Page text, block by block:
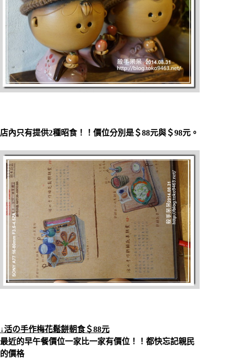
店內只有提供2種昭食！！價位分別是＄88元與＄98元。
↓活の手作梅花鬆餅朝食＄88元
最近的早午餐價位一家比一家有價位！！都快忘記親民
的價格